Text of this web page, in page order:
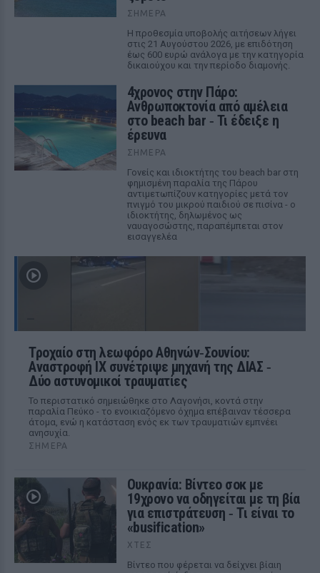
ΣΉΜΕΡΑ
Η προθεσμία υποβολής αιτήσεων λήγει
στις 21 Αυγούστου 2026, με επιδότηση
έως 600 ευρώ ανάλογα με την κατηγορία
δικαιούχου και την περίοδο διαμονής.
4χρονος στην Πάρο:
Ανθρωποκτονία από αμέλεια
στο beach bar ‑ Τι έδειξε η
έρευνα
ΣΉΜΕΡΑ
Γονείς και ιδιοκτήτης του beach bar στη
φημισμένη παραλία της Πάρου
αντιμετωπίζουν κατηγορίες μετά τον
πνιγμό του μικρού παιδιού σε πισίνα - ο
ιδιοκτήτης, δηλωμένος ως
ναυαγοσώστης, παραπέμπεται στον
εισαγγελέα
Τροχαίο στη λεωφόρο Αθηνών‑Σουνίου:
Αναστροφή ΙΧ συνέτριψε μηχανή της ΔΙΑΣ ‑
Δύο αστυνομικοί τραυματίες
Το περιστατικό σημειώθηκε στο Λαγονήσι, κοντά στην
παραλία Πεύκο - το ενοικιαζόμενο όχημα επέβαιναν τέσσερα
άτομα, ενώ η κατάσταση ενός εκ των τραυματιών εμπνέει
ανησυχία.
ΣΉΜΕΡΑ
Ουκρανία: Βίντεο σοκ με
19χρονο να οδηγείται με τη βία
για επιστράτευση ‑ Τι είναι το
«busification»
ΧΤΕΣ
Βίντεο που φέρεται να δείχνει βίαιη